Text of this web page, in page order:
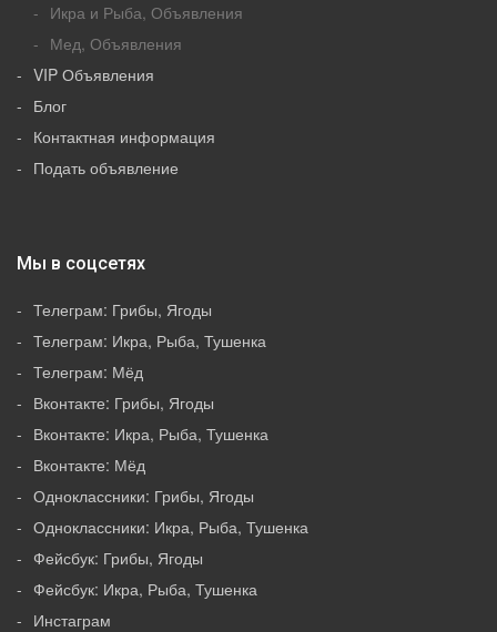
Икра и Рыба, Объявления
Мед, Объявления
VIP Объявления
Блог
Контактная информация
Подать объявление
Мы в соцсетях
Телеграм: Грибы, Ягоды
Телеграм: Икра, Рыба, Тушенка
Телеграм: Мёд
Вконтакте: Грибы, Ягоды
Вконтакте: Икра, Рыба, Тушенка
Вконтакте: Мёд
Одноклассники: Грибы, Ягоды
Одноклассники: Икра, Рыба, Тушенка
Фейсбук: Грибы, Ягоды
Фейсбук: Икра, Рыба, Тушенка
Инстаграм